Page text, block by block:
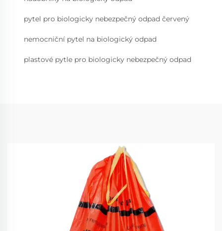
pytel pro biologicky nebezpečný odpad červený
nemocniční pytel na biologický odpad
plastové pytle pro biologicky nebezpečný odpad